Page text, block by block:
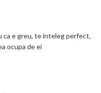
ca e greu, te inteleg perfect,
ocupa de ei